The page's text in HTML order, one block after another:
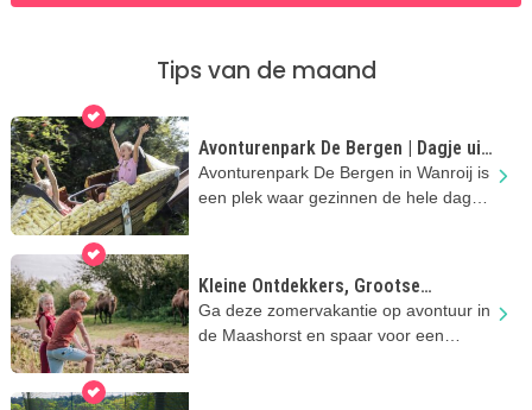
Tips van de maand
Avonturenpark De Bergen | Dagje uit
met kinderen in Noord-Brabant
Avonturenpark De Bergen in Wanroij is
een plek waar gezinnen de hele dag
Kleine Ontdekkers, Grootse
Avonturen in de Maashorst
Ga deze zomervakantie op avontuur in
de Maashorst en spaar voor een